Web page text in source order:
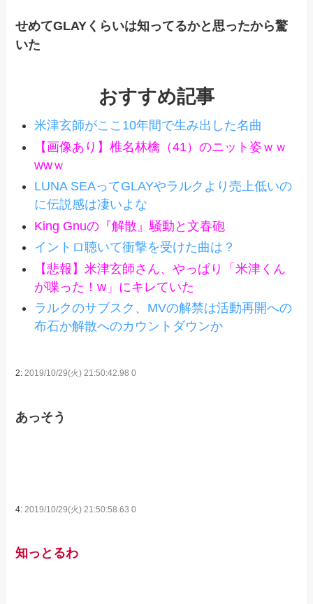
せめてGLAYくらいは知ってるかと思ったから驚
いた
おすすめ記事
米津玄師がここ10年間で生み出した名曲
【画像あり】椎名林檎（41）のニット姿ｗｗ
wwｗ
LUNA SEAってGLAYやラルクより売上低いの
に伝説感は凄いよな
King Gnuの『解散』騒動と文春砲
イントロ聴いて衝撃を受けた曲は？
【悲報】米津玄師さん、やっぱり「米津くん
が喋った！w」にキレていた
ラルクのサブスク、MVの解禁は活動再開への
布石か解散へのカウントダウンか
2:2019/10/29(火) 21:50:42.98 0
あっそう
4: 2019/10/29(火) 21:50:58.63 0
知っとるわ